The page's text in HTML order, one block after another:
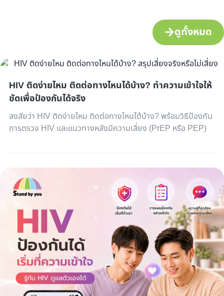
ดูทั้งหมด
HIV ติดง่ายไหม ติดต่อทางไหนได้บ้าง? ทำความเข้าใจให้
ชัดเพื่อป้องกันได้จริง
สงสัยว่า HIV ติดง่ายไหม ติดต่อทางไหนได้บ้าง? พร้อมวิธีป้องกัน
การตรวจ HIV และแนวทางหลังมีความเสี่ยง (PrEP หรือ PEP)